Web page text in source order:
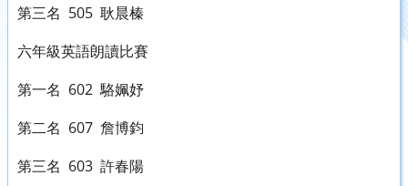
第三名 505 耿晨榛
六年級英語朗讀比賽
第一名 602 駱姵妤
第二名 607 詹博鈞
第三名 603 許春陽